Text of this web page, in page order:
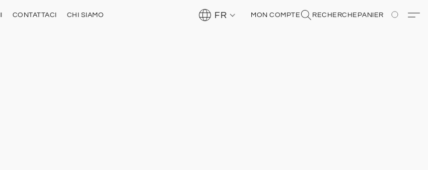
CONTATTACI CHI SIAMO FR MON COMPTE RECHERCHE PANIER